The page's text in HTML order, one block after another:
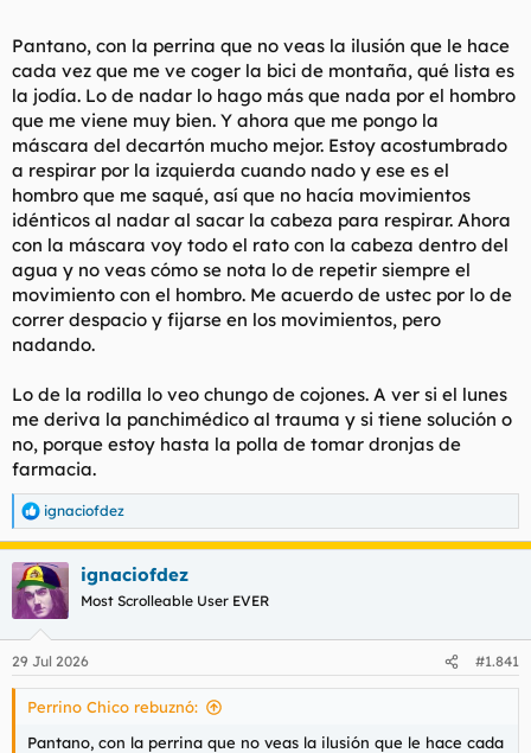
Pantano, con la perrina que no veas la ilusión que le hace
cada vez que me ve coger la bici de montaña, qué lista es
la jodía. Lo de nadar lo hago más que nada por el hombro
que me viene muy bien. Y ahora que me pongo la
máscara del decartón mucho mejor. Estoy acostumbrado
a respirar por la izquierda cuando nado y ese es el
hombro que me saqué, así que no hacía movimientos
idénticos al nadar al sacar la cabeza para respirar. Ahora
con la máscara voy todo el rato con la cabeza dentro del
agua y no veas cómo se nota lo de repetir siempre el
movimiento con el hombro. Me acuerdo de ustec por lo de
correr despacio y fijarse en los movimientos, pero
nadando.
Lo de la rodilla lo veo chungo de cojones. A ver si el lunes
me deriva la panchimédico al trauma y si tiene solución o
no, porque estoy hasta la polla de tomar dronjas de
farmacia.
R
e
a
c
c
i
e
s
ignaciofdez
ignaciofdez
Most Scrolleable User EVER
29 Jul 2026 #1.841
Perrino Chico rebuznó:
Pantano, con la perrina que no veas la ilusión que le hace cada